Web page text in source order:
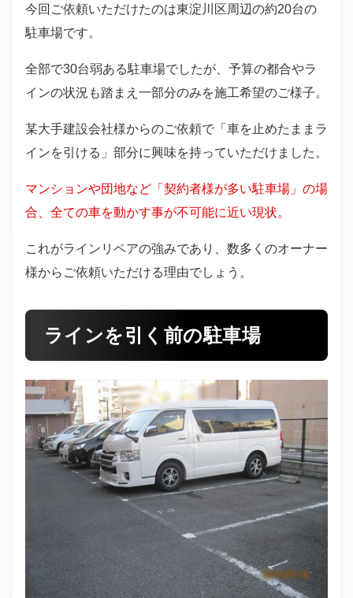
今回ご依頼いただけたのは東淀川区周辺の約20台の
駐車場です。
全部で30台弱ある駐車場でしたが、予算の都合やラ
インの状況も踏まえ一部分のみを施工希望のご様子。
某大手建設会社様からのご依頼で 「車を止めたままラ
インを引ける」 部分に興味を持っていただけました。
マンションや団地など「契約者様が多い駐車場」の場
合、全ての車を動かす事が不可能に近い現状。
これがラインリペアの強みであり、数多くのオーナー
様からご依頼いただける理由でしょう。
ラインを引く前の駐車場